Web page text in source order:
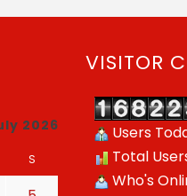
2026
S
VISITOR
Users
Total
Who's